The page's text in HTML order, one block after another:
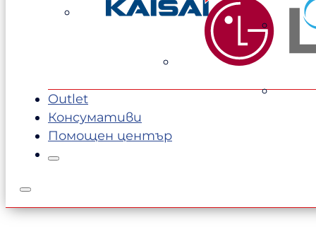
1289,00 €.
1199,00 €.
Outlet
Консумативи
Помощен център